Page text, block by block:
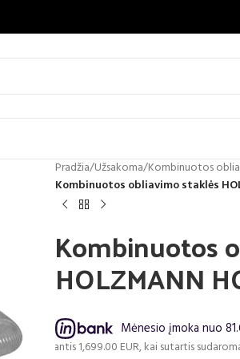
Pradžia/Užsakoma/Kombinuotos
Kombinuotos obliavimo staklės
Kombinuotos
HOLZMANN
Mėnesio įmoka nuo
EUR, kai sutartis sudaroma 24 mėn.